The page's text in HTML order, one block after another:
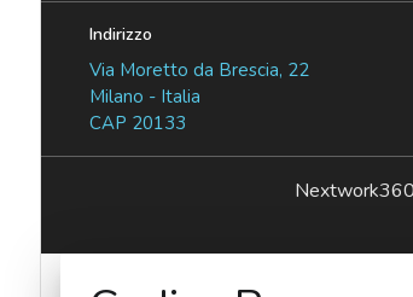
Indirizzo
Via Moretto da Brescia, 22
Milano - Italia
CAP 20133